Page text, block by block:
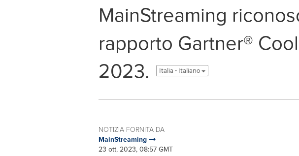
MainStreaming
rapporto Gartner®
2023.
Italia - Italiano
NOTIZIA FORNITA DA
MainStreaming
23 ott, 2023, 08:57 GMT